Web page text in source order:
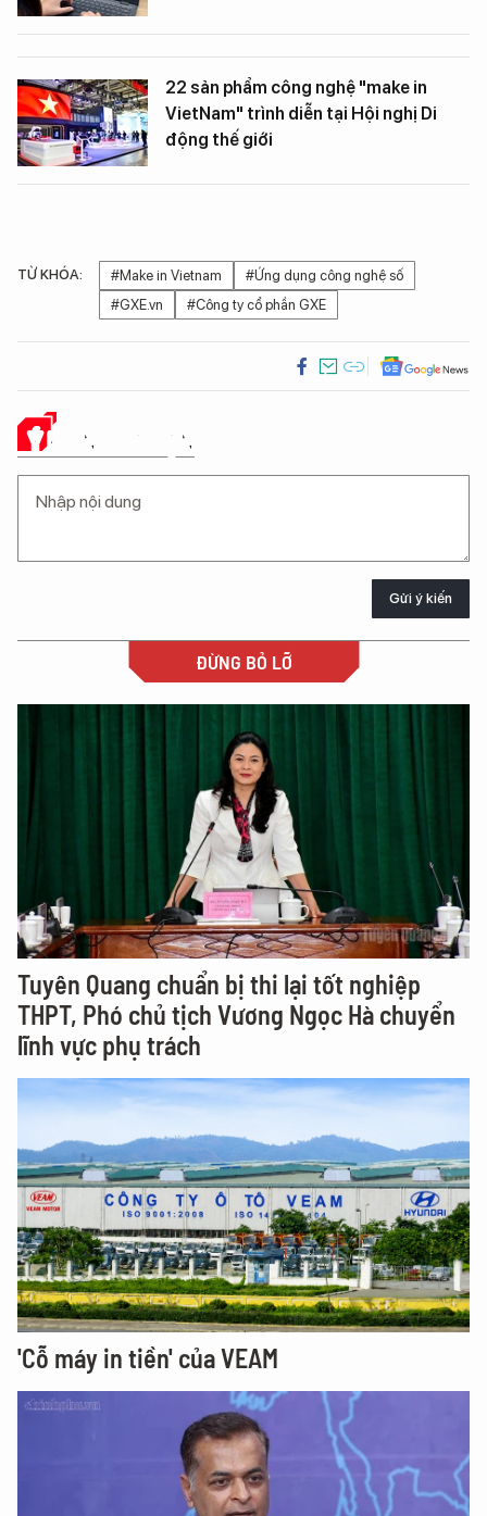
22 sản phẩm công nghệ "make in
VietNam" trình diễn tại Hội nghị Di
động thế giới
TỪ KHÓA: #Make in Vietnam
#Ứng dụng công nghệ số
#GXE.vn
#Công ty cổ phần GXE
Ý KIẾN CỦA BẠN
Gửi ý kiến
ĐỪNG BỎ LỠ
Tuyên Quang chuẩn bị thi lại tốt nghiệp
THPT, Phó chủ tịch Vương Ngọc Hà chuyển
lĩnh vực phụ trách
'Cỗ máy in tiền' của VEAM